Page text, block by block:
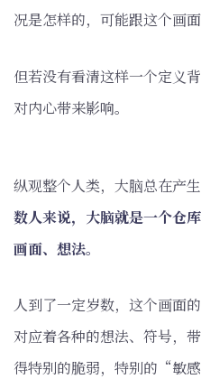
况是怎样的，可能跟这个画面
但若没有看清这样一个定义
对内心带来影响。
纵观整个人类，大脑总在产生
数人来说，大脑就是一个仓
画面、想法。
人到了一定岁数，这个画面
对应着各种的想法、符号，
得特别的脆弱，特别的“敏